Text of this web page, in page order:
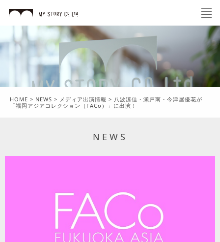
HOME > NEWS > メディア出演情報 > 八波涼佳・瀬戸南・今津屋優花が
「福岡アジアコレクション（FACo）」に出演！
NEWS